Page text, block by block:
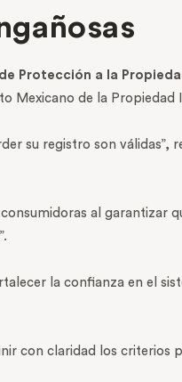
Protección a la
Mexicano de la Propiedad
su registro son válidas”,
al garantizar
la confianza en el
con claridad los criterios